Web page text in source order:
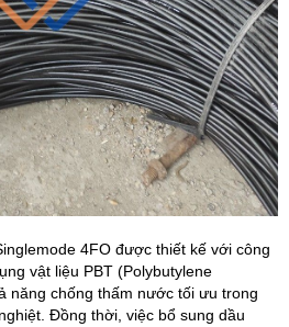
4FO được thiết kế với công
vật liệu PBT (Polybutylene
năng chống thấm nước tối ưu trong
Đồng thời, việc bổ sung dầu